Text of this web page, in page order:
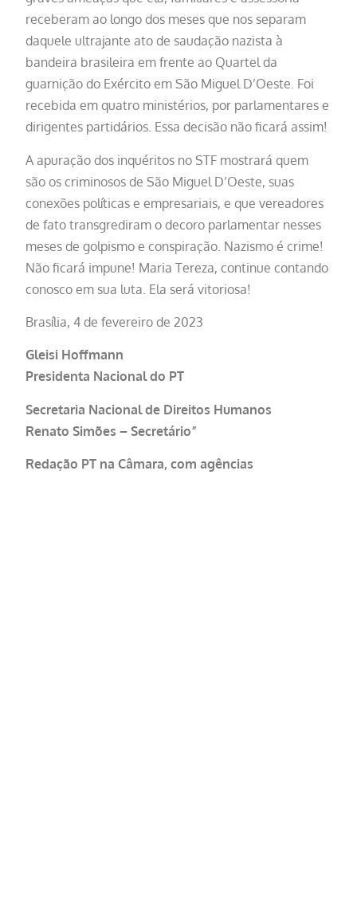
receberam ao longo dos meses que nos separam
daquele ultrajante ato de saudação nazista à
bandeira brasileira em frente ao Quartel da
guarnição do Exército em São Miguel D’Oeste. Foi
recebida em quatro ministérios, por parlamentares e
dirigentes partidários. Essa decisão não ficará assim!
A apuração dos inquéritos no STF mostrará quem
são os criminosos de São Miguel D’Oeste, suas
conexões políticas e empresariais, e que vereadores
de fato transgrediram o decoro parlamentar nesses
meses de golpismo e conspiração. Nazismo é crime!
Não ficará impune! Maria Tereza, continue contando
conosco em sua luta. Ela será vitoriosa!
Brasília, 4 de fevereiro de 2023
Gleisi Hoffmann
Presidenta Nacional do PT
Secretaria Nacional de Direitos Humanos
Renato Simões – Secretário”
Redação PT na Câmara, com agências